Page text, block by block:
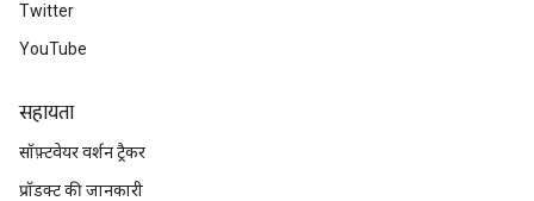
Twitter
YouTube
सहायता
सॉफ़्टवेयर वर्शन ट्रैकर
प्रॉडक्ट की जानकारी